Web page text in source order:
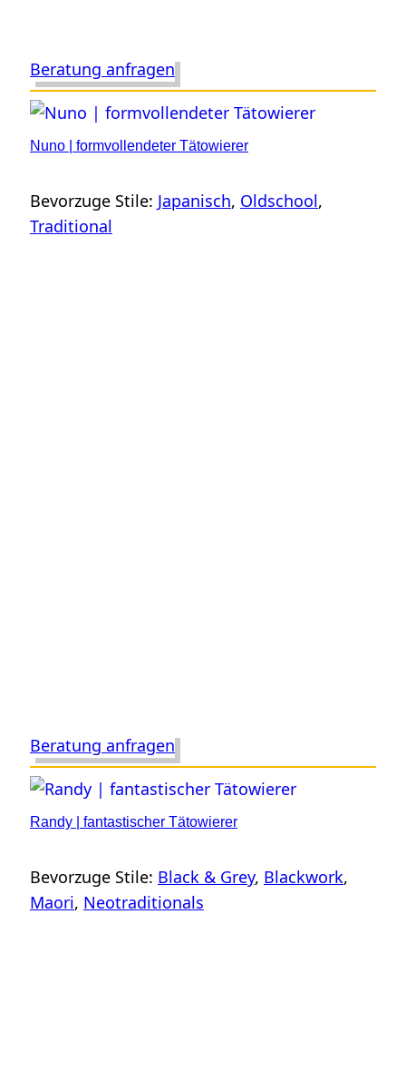
Beratung anfragen
Nuno | formvollendeter Tätowierer
Bevorzuge Stile: Japanisch, Oldschool
Traditional
Beratung anfragen
Randy | fantastischer Tätowierer
Bevorzuge Stile: Black & Grey, Blackwork
Maori, Neotraditionals